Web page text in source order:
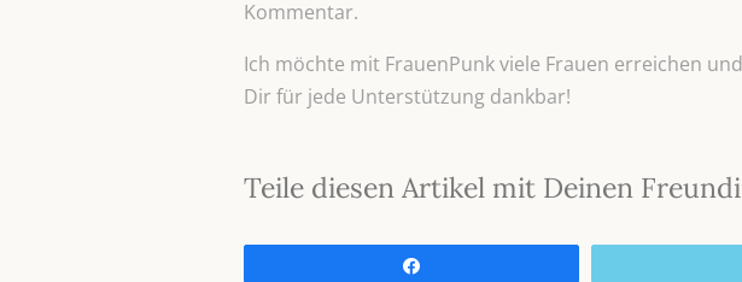
Kommentar.
Ich möchte mit FrauenPunk viele Frauen erreichen
Dir für jede Unterstützung dankbar!
Teile diesen Artikel mit Deinen